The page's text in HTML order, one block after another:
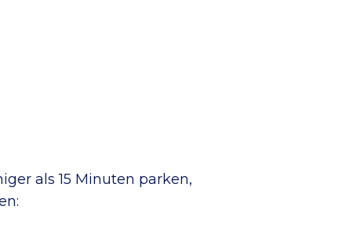
als 15 Minuten parken,